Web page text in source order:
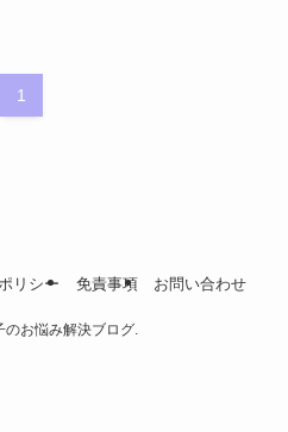
1
リシー 免責事項 お問い合わせ
お悩み解決ブログ.